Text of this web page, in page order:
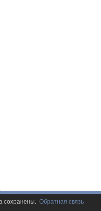
сохранены. Обратная связь